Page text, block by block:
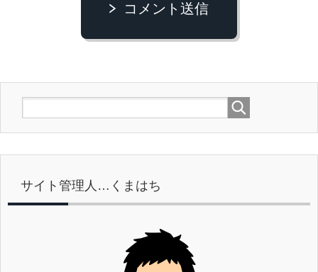
コメント送信
サイト管理人…くまはち